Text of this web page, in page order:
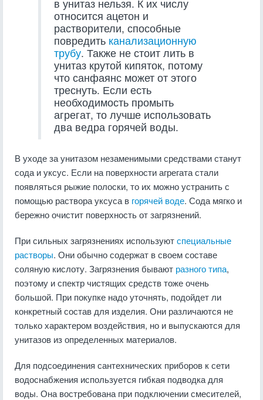
в унитаз нельзя. К их числу
относится ацетон и
растворители, способные
повредить канализационную
трубу. Также не стоит лить в
унитаз крутой кипяток, потому
что санфаянс может от этого
треснуть. Если есть
необходимость промыть
агрегат, то лучше использовать
два ведра горячей воды.
В уходе за унитазом незаменимыми средствами станут
сода и уксус. Если на поверхности агрегата стали
появляться рыжие полоски, то их можно устранить с
помощью раствора уксуса в горячей воде. Сода мягко и
бережно очистит поверхность от загрязнений.
При сильных загрязнениях используютспециальные
растворы. Они обычно содержат в своем составе
соляную кислоту. Загрязнения бывают разного типа,
поэтому и спектр чистящих средств тоже очень
большой. При покупке надо уточнять, подойдет ли
конкретный состав для изделия. Они различаются не
только характером воздействия, но и выпускаются для
унитазов из определенных материалов.
Для подсоединения сантехнических приборов к сети
водоснабжения используется гибкая подводка для
воды. Она востребована при подключении смесителей,